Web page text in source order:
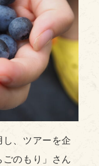
、ツアーを企
のもり」さん